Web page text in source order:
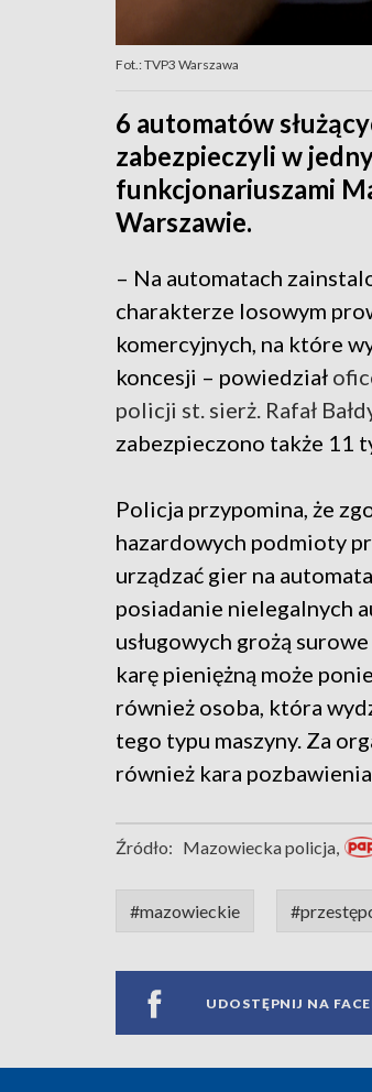
Fot.: TVP3 Warszawa
6 automatów
zabezpieczyli w
funkcjonariuszami
Warszawie.
– Na automatach
charakterze losowym
komercyjnych, na które
koncesji – powiedział
policji st. sierż. Rafał
zabezpieczono także 11
Policja przypomina, że
hazardowych podmioty
urządzać gier na
posiadanie nielegalnych
usługowych grożą
karę pieniężną może
również osoba, która
tego typu maszyny. Za
również kara
Źródło: Mazowiecka policja,
#mazowieckie
UDOSTĘPNIJ NA